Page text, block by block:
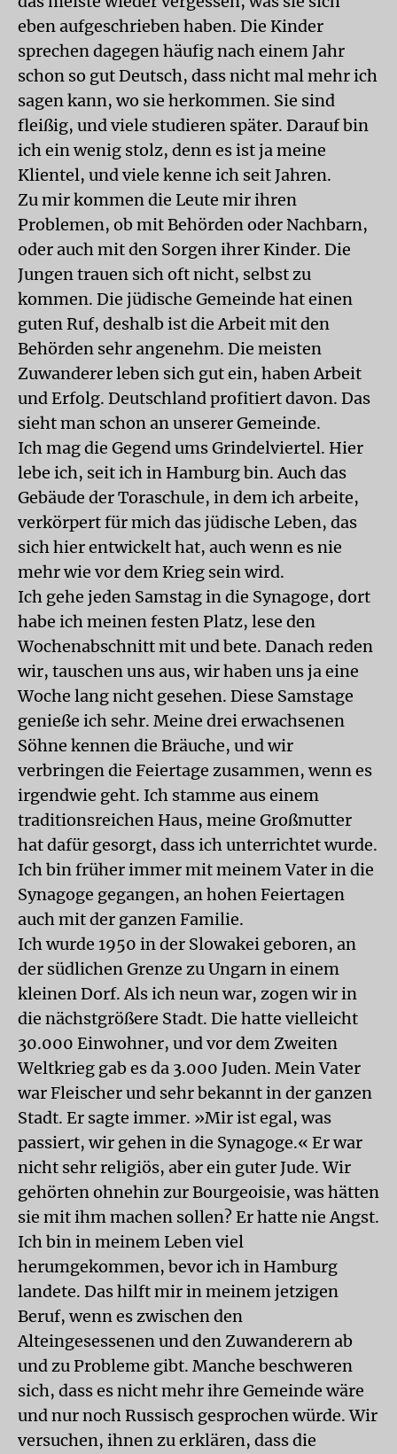
eben aufgeschrieben haben. Die Kinder
sprechen dagegen häufig nach einem Jahr
schon so gut Deutsch, dass nicht mal mehr ich
sagen kann, wo sie herkommen. Sie sind
fleißig, und viele studieren später. Darauf bin
ich ein wenig stolz, denn es ist ja meine
Klientel, und viele kenne ich seit Jahren.
Zu mir kommen die Leute mir ihren
Problemen, ob mit Behörden oder Nachbarn,
oder auch mit den Sorgen ihrer Kinder. Die
Jungen trauen sich oft nicht, selbst zu
kommen. Die jüdische Gemeinde hat einen
guten Ruf, deshalb ist die Arbeit mit den
Behörden sehr angenehm. Die meisten
Zuwanderer leben sich gut ein, haben Arbeit
und Erfolg. Deutschland profitiert davon. Das
sieht man schon an unserer Gemeinde.
Ich mag die Gegend ums Grindelviertel. Hier
lebe ich, seit ich in Hamburg bin. Auch das
Gebäude der Toraschule, in dem ich arbeite,
verkörpert für mich das jüdische Leben, das
sich hier entwickelt hat, auch wenn es nie
mehr wie vor dem Krieg sein wird.
Ich gehe jeden Samstag in die Synagoge, dort
habe ich meinen festen Platz, lese den
Wochenabschnitt mit und bete. Danach reden
wir, tauschen uns aus, wir haben uns ja eine
Woche lang nicht gesehen. Diese Samstage
genieße ich sehr. Meine drei erwachsenen
Söhne kennen die Bräuche, und wir
verbringen die Feiertage zusammen, wenn es
irgendwie geht. Ich stamme aus einem
traditionsreichen Haus, meine Großmutter
hat dafür gesorgt, dass ich unterrichtet wurde.
Ich bin früher immer mit meinem Vater in die
Synagoge gegangen, an hohen Feiertagen
auch mit der ganzen Familie.
Ich wurde 1950 in der Slowakei geboren, an
der südlichen Grenze zu Ungarn in einem
kleinen Dorf. Als ich neun war, zogen wir in
die nächstgrößere Stadt. Die hatte vielleicht
30.000 Einwohner, und vor dem Zweiten
Weltkrieg gab es da 3.000 Juden. Mein Vater
war Fleischer und sehr bekannt in der ganzen
Stadt. Er sagte immer. »Mir ist egal, was
passiert, wir gehen in die Synagoge.« Er war
nicht sehr religiös, aber ein guter Jude. Wir
gehörten ohnehin zur Bourgeoisie, was hätten
sie mit ihm machen sollen? Er hatte nie Angst.
Ich bin in meinem Leben viel
herumgekommen, bevor ich in Hamburg
landete. Das hilft mir in meinem jetzigen
Beruf, wenn es zwischen den
Alteingesessenen und den Zuwanderern ab
und zu Probleme gibt. Manche beschweren
sich, dass es nicht mehr ihre Gemeinde wäre
und nur noch Russisch gesprochen würde. Wir
versuchen, ihnen zu erklären, dass die